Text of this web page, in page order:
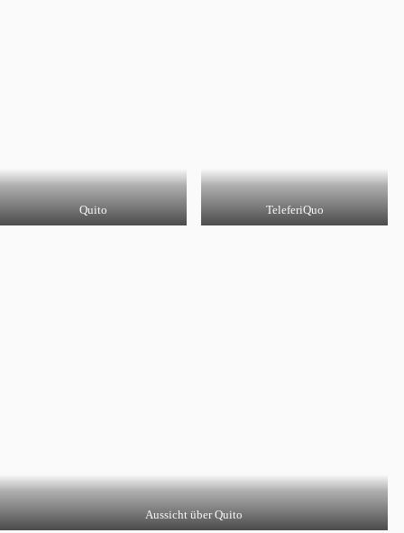
Quito TeleferiQuo
Aussicht über Quito